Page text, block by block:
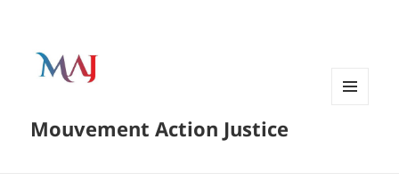
Mouvement Action Justice